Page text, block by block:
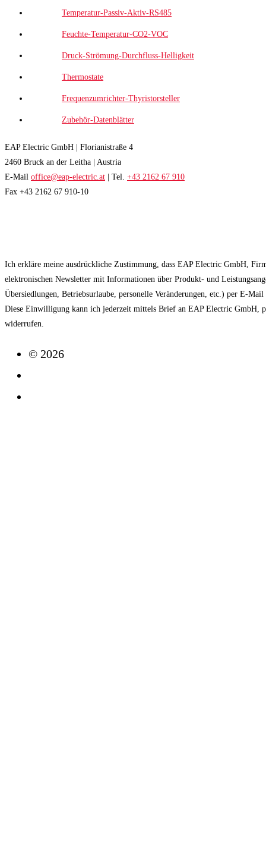
Temperatur-Passiv-Aktiv-RS485
Feuchte-Temperatur-CO2-VOC
Druck-Strömung-Durchfluss-Helligkeit
Thermostate
Frequenzumrichter-Thyristorsteller
Zubehör-Datenblätter
EAP Electric GmbH | Florianistraße 4
2460 Bruck an der Leitha | Austria
E-Mail office@eap-electric.at | Tel. +43 2162 67 910
Fax +43 2162 67 910-10
Ich erkläre meine ausdrückliche Zustimmung, dass EAP Electric GmbH,
elektronischen Newsletter mit Informationen über Produkt- und
Übersiedlungen, Betriebsurlaube, personelle Veränderungen, etc.) per E-
Diese Einwilligung kann ich jederzeit mittels Brief an EAP Electric GmbH,
widerrufen.
© 2026